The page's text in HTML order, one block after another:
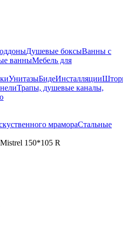
Душевые боксыВанны с
ванныМебель для
УнитазыБидеИнсталляции
Трапы, душевые каналы,
мрамораСтальные
150*105 R